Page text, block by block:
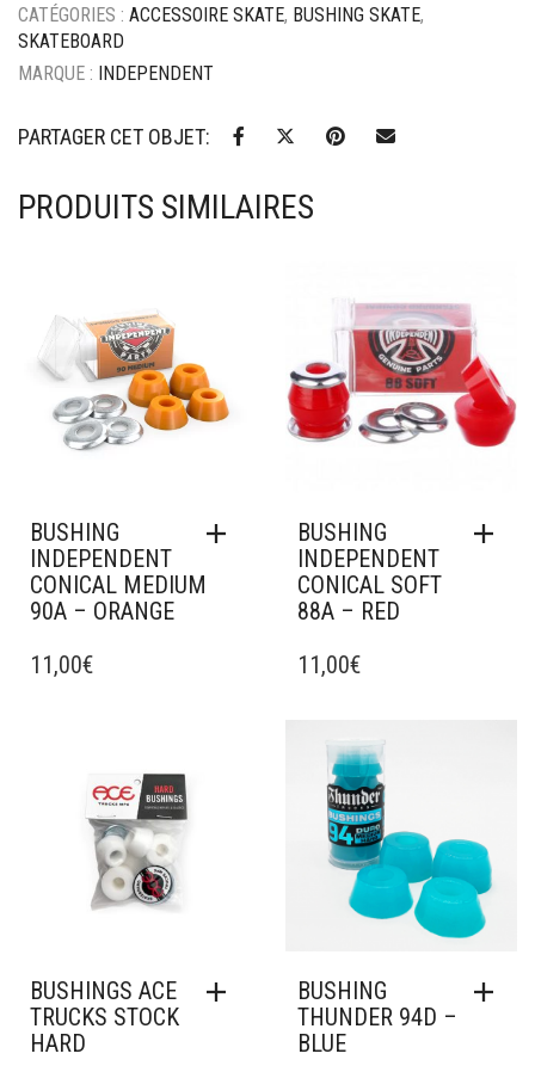
Blue
CATÉGORIES : ACCESSOIRE SKATE, BUSHING SKATE,
SKATEBOARD
MARQUE : INDEPENDENT
PARTAGER CET OBJET:
PRODUITS SIMILAIRES
BUSHING
INDEPENDENT
CONICAL MEDIUM
90A – ORANGE
11,00€
Ajouter à mes favoris
BUSHING
INDEPENDENT
CONICAL SOFT
88A – RED
11,00€
BUSHINGS ACE
TRUCKS STOCK
HARD
Ajouter à mes favoris
BUSHING
THUNDER 94D –
BLUE